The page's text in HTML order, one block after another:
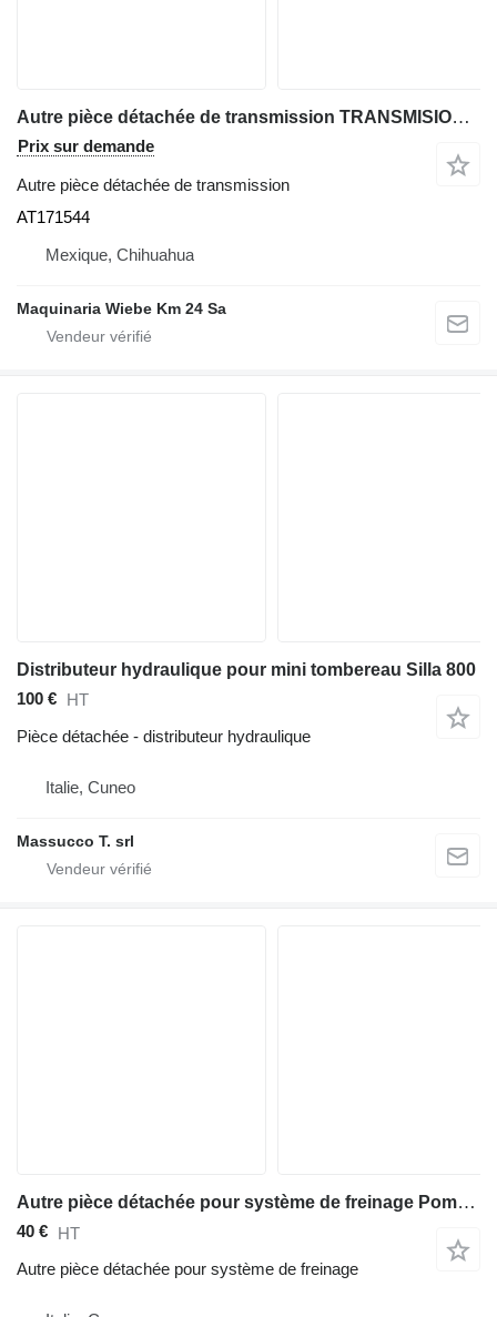
Autre pièce détachée de transmission TRANSMISION AT171544 pour tombereau articulé John Deere 310E-310G
Prix sur demande
Autre pièce détachée de transmission
AT171544
Mexique, Chihuahua
Maquinaria Wiebe Km 24 Sa
Distributeur hydraulique pour mini tombereau Silla 800
100 €
HT
Pièce détachée - distributeur hydraulique
Italie, Cuneo
Massucco T. srl
Autre pièce détachée pour système de freinage Pompa Freno pour mini tombereau Silla 800
40 € HT
Autre pièce détachée pour système de freinage